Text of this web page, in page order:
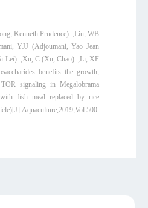
Kenneth Prudence) ;Liu, WB
YJJ (Adjoumani, Yao Jean
Lei) ;Xu, C (Xu, Chao) ;Li, XF
benefits the growth,
signaling in Megalobrama
fish meal replaced by rice